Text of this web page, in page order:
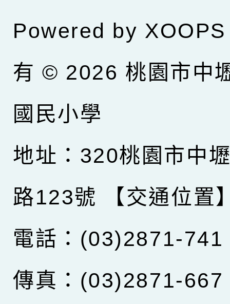
Powered by XOOPS
有 © 2026 桃園市中
國民小學
地址：320桃園市中
路123號
【交通位置
電話：(03)2871-741
傳真：(03)2871-667